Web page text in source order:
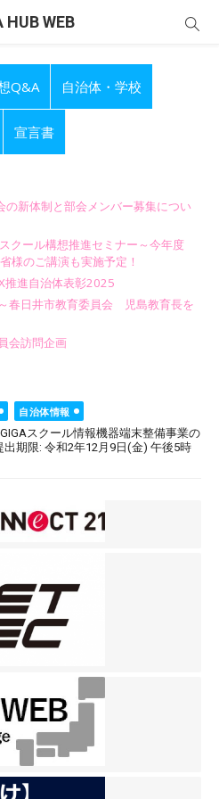
HUB WEB
Q&A 自治体・学校
宣言書
の新体制と部会メンバー募集につい
クール構想推進セミナー～今年度
様のご講演も実施予定！
推進自治体表彰2025
春日井市教育委員会 児島教育長を
会訪問企画
自治体情報
スクール情報機器端末整備事業の
期限: 令和2年12月9日(金) 午後5時